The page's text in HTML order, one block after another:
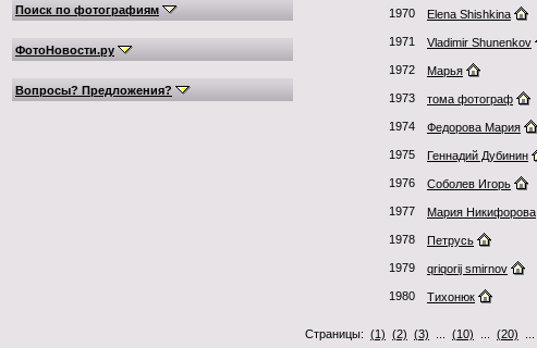
Поиск по фотографиям
ФотоНовости.ру
Вопросы? Предложения?
1970 Elena Shishkina
1971 Vladimir Shunenkov
1972 Марья
1973 тома фотограф
1974 Федорова Мария
1975 Геннадий Дубинин
1976 Соболев Игорь
1977 Мария Никифорова
1978 Петрусь
1979 qriqorij smirnov
1980 Тихонюк
Страницы: (1) (2) (3) (10) (20)